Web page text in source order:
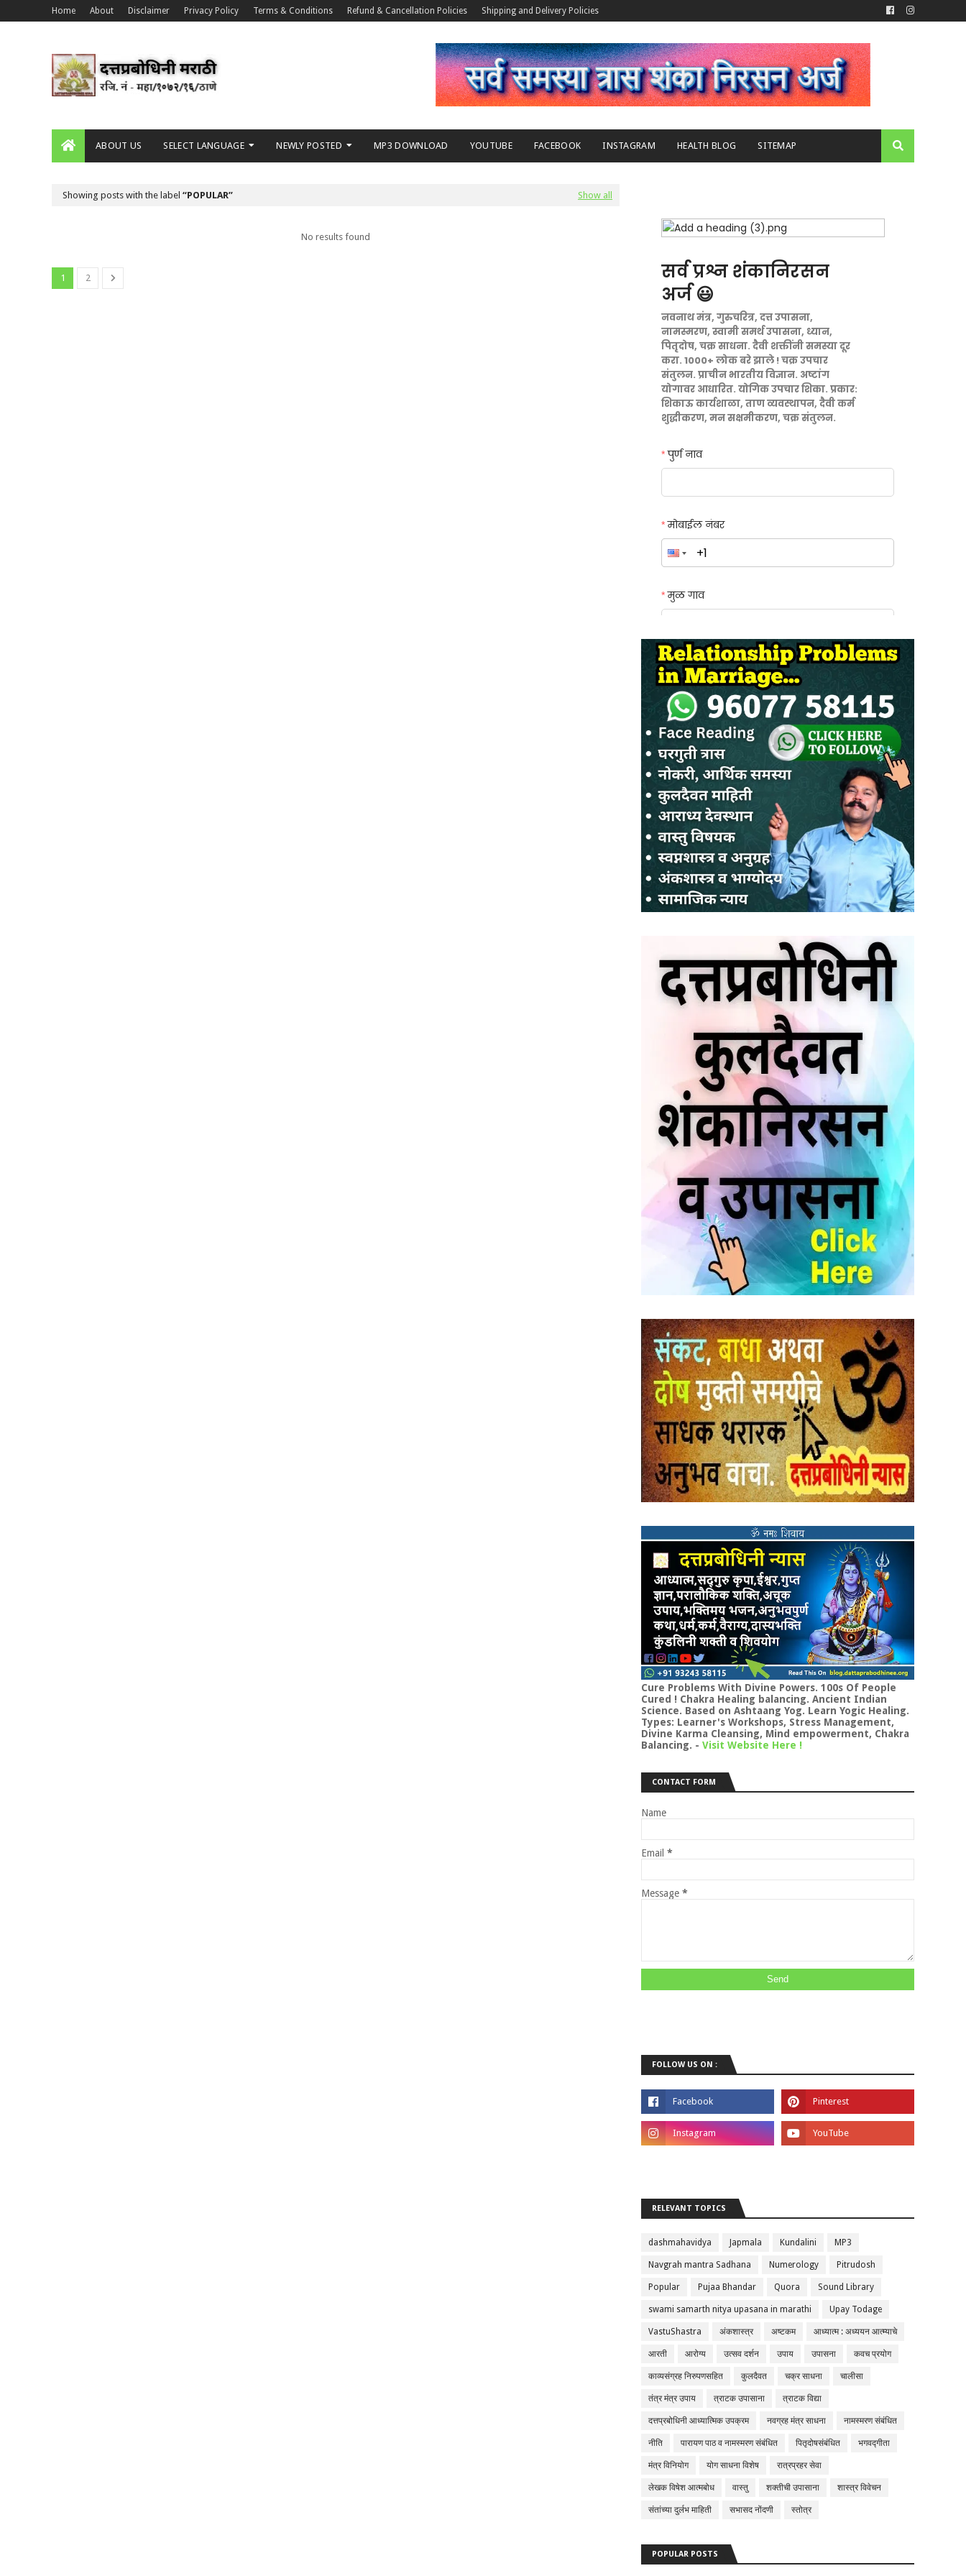
Home About Disclaimer Privacy Policy Terms & Conditions Refund & Cancellation Policies Shipping and Delivery Policies
ABOUT US SELECT LANGUAGE NEWLY POSTED MP3 DOWNLOAD YOUTUBE FACEBOOK INSTAGRAM HEALTH BLOG SITEMAP
Showing posts with the label POPULAR Show all
No results found
1 2
Cure Problems With Divine Powers. 100s Of People
Cured ! Chakra Healing balancing. Ancient Indian
Science. Based on Ashtaang Yog. Learn Yogic Healing.
Types: Learner's Workshops, Stress Management,
Divine Karma Cleansing, Mind empowerment, Chakra
Balancing. - Visit Website Here !
CONTACT FORM
Name
Email *
Message *
FOLLOW US ON :
RELEVANT TOPICS
dashmahavidya Japmala Kundalini MP3
Navgrah mantra Sadhana Numerology Pitrudosh
Popular Pujaa Bhandar Quora Sound Library
swami samarth nitya upasana in marathi Upay Todage
VastuShastra अंकशास्त्र अष्टकम आध्यात्म : अध्ययन आत्म्याचे
आरती आरोग्य उत्सव दर्शन उपाय उपासना कवच प्रयोग
काव्यसंग्रह निरुपणसहित कुलदैवत चक्र साधना चालीसा
तंत्र मंत्र उपाय त्राटक उपासाना त्राटक विद्या
दत्तप्रबोधिनी आध्यात्मिक उपक्रम नवग्रह मंत्र साधना नामस्मरण संबंधित
नीति पारायण पाठ व नामस्मरण संबंधित पितृदोषसंबंधित भगवद्गीता
मंत्र विनियोग योग साधना विशेष रात्रप्रहर सेवा
लेखक विषेश आत्मबोध वास्तु शक्तीची उपासाना शास्त्र विवेचन
संतांच्या दुर्लभ माहिती सभासद नोंदणी स्तोत्र
POPULAR POSTS